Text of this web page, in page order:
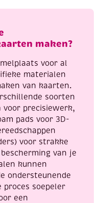
maken?
voor al
materialen
van kaarten.
soorten
precisiewerk,
pads voor 3D-
voor strakke
van je
kunnen
ondersteunende
proces soepeler
een